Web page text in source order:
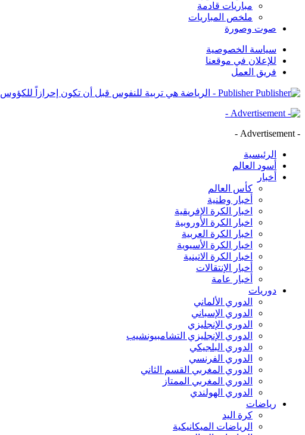
مباريات قادمة
ملخص المباريات
صوت وصورة
سياسة الخصوصية
للإعلان في موقعنا
فريق العمل
Publisher - الرياضة هي تربية للنفوس قبل أن تكون إحرازاً للكؤوس
- Advertisement -
الرئيسية
أسود العالم
أخبار
كأس العالم
أخبار وطنية
اخبار الكرة الإفريقية
اخبار الكرة الأوروبية
اخبار الكرة العربية
اخبار الكرة الأسيوية
اخبار الكرة الاتينية
أخبار الإنتقالات
أخبار عامة
دوريات
الدوري الألماني
الدوري الإسباني
الدوري الإنجليزي
الدوري الإنجليزي التشامبيونشيب
الدوري البلجيكي
الدوري الفرنسي
الدوري المغربي القسم الثاني
الدوري المغربي الممتاز
الدوري الهولندي
رياضات
كرة اليد
الرياضات الميكانيكية